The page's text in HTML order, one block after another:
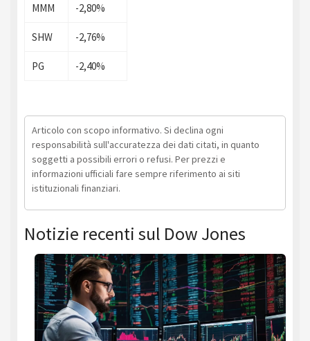
MMM -2,80%
SHW -2,76%
PG -2,40%
Articolo con scopo informativo. Si declina ogni
responsabilità sull'accuratezza dei dati citati, in quanto
soggetti a possibili errori o refusi. Per prezzi e
informazioni ufficiali fare sempre riferimento ai siti
istituzionali finanziari.
Notizie recenti sul Dow Jones